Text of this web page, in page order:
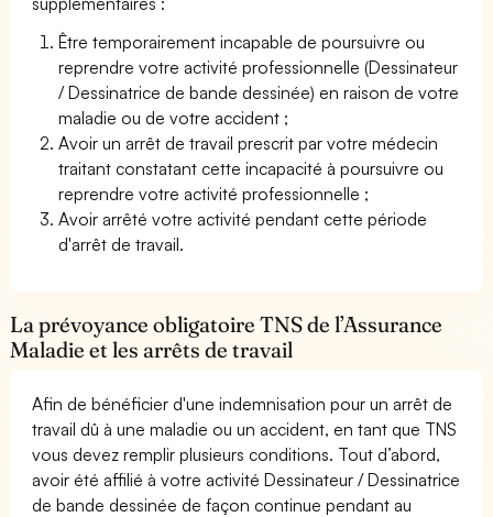
Être temporairement incapable de poursuivre ou
reprendre votre activité professionnelle (Dessinateur
/ Dessinatrice de bande dessinée) en raison de votre
maladie ou de votre accident ;
Avoir un arrêt de travail prescrit par votre médecin
traitant constatant cette incapacité à poursuivre ou
reprendre votre activité professionnelle ;
Avoir arrêté votre activité pendant cette période
d'arrêt de travail.
La prévoyance obligatoire TNS de l’Assurance
Maladie et les arrêts de travail
Afin de bénéficier d'une indemnisation pour un arrêt de
travail dû à une maladie ou un accident, en tant que TNS
vous devez remplir plusieurs conditions. Tout d’abord,
avoir été affilié à votre activité Dessinateur / Dessinatrice
de bande dessinée de façon continue pendant au